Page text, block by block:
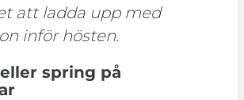
att ladda upp med
inför hösten.
spring på